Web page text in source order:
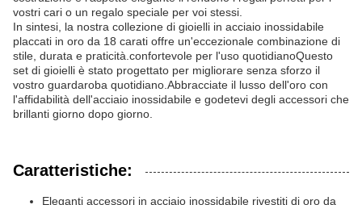
vostri cari o un regalo speciale per voi stessi.
In sintesi, la nostra collezione di gioielli in acciaio inossidabile
placcati in oro da 18 carati offre un'eccezionale combinazione di
stile, durata e praticità.confortevole per l'uso quotidianoQuesto
set di gioielli è stato progettato per migliorare senza sforzo il
vostro guardaroba quotidiano.Abbracciate il lusso dell'oro con
l'affidabilità dell'acciaio inossidabile e godetevi degli accessori che
brillanti giorno dopo giorno.
Caratteristiche:
Eleganti accessori in acciaio inossidabile rivestiti di oro da